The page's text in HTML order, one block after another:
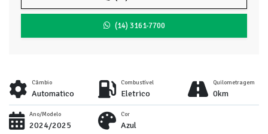
(14) 3161-7700
Câmbio
Automatico
Combustível
Eletrico
Quilometragem
0km
Ano/Modelo
2024/2025
Cor
Azul